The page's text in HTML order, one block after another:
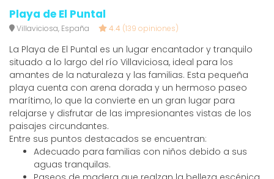
Playa de El Puntal
Villaviciosa, España 4.4 (139 opiniones)
La Playa de El Puntal es un lugar encantador y tranquilo
situado a lo largo del río Villaviciosa, ideal para los
amantes de la naturaleza y las familias. Esta pequeña
playa cuenta con arena dorada y un hermoso paseo
marítimo, lo que la convierte en un gran lugar para
relajarse y disfrutar de las impresionantes vistas de los
paisajes circundantes.
Entre sus puntos destacados se encuentran:
Adecuado para familias con niños debido a sus
aguas tranquilas.